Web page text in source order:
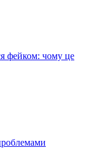
фейком: чому це